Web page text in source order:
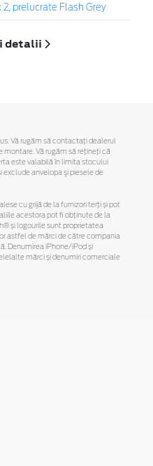
2, prelucrate Flash Grey
detalii
Vă rugăm să contactaţi dealerul
montare. Vă rugăm să reţineţi că
este valabilă în limita stocului
exclude anvelopa şi piesele de
cu grijă de la furnizori terți și pot
acestora pot fi obținute de la
și logourile sunt proprietatea
astfel de mărci de către compania
Denumirea iPhone/iPod și
mărci și denumiri comerciale